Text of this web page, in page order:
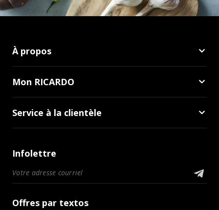
À propos
Mon RICARDO
Service à la clientèle
Infolettre
Offres par textos